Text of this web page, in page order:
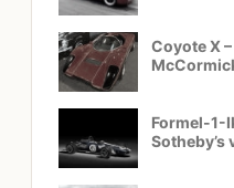
Coyote X
Formel-1-
Sotheby’s